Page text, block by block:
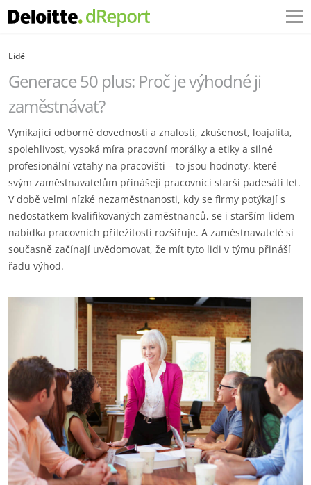
Lidé
Generace 50 plus: Proč je výhodné ji
zaměstnávat?
Vynikající odborné dovednosti a znalosti, zkušenost, loajalita,
spolehlivost, vysoká míra pracovní morálky a etiky a silné
profesionální vztahy na pracovišti – to jsou hodnoty, které
svým zaměstnavatelům přinášejí pracovníci starší padesáti let.
V době velmi nízké nezaměstnanosti, kdy se firmy potýkají s
nedostatkem kvalifikovaných zaměstnanců, se i starším lidem
nabídka pracovních příležitostí rozšiřuje. A zaměstnavatelé si
současně začínají uvědomovat, že mít tyto lidi v týmu přináší
řadu výhod.